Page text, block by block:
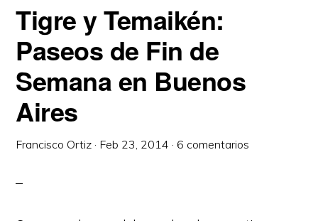
Tigre y Temaikén:
Paseos de Fin de
Semana en Buenos
Aires
Francisco Ortiz · Feb 23, 2014 · 6 comentarios